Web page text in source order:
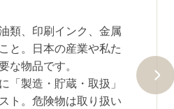
類、印刷インク、金属
と。日本の産業や私た
な物品です。
「製造・貯蔵・取扱」
ト。危険物は取り扱い